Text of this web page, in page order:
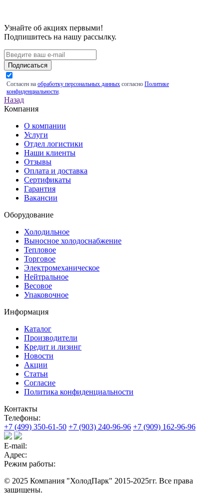
Узнайте об акциях первыми!
Подпишитесь на нашу рассылку.
Подписаться
Согласен на обработку персональных данных согласно Политике
конфиденциальности.
Назад
Компания
О компании
Услуги
Отдел логистики
Наши клиенты
Отзывы
Оплата и доставка
Сертификаты
Гарантия
Вакансии
Оборудование
Холодильное
Выносное холодоснабжение
Тепловое
Торговое
Электромеханическое
Нейтральное
Весовое
Упаковочное
Информация
Каталог
Производители
Кредит и лизинг
Новости
Акции
Статьи
Согласие
Политика конфиденциальности
Контакты
Телефоны:
+7 (499) 350-61-50 +7 (903) 240-96-96 +7 (909) 162-96-96
E-mail:
Адрес:
Режим работы:
© 2025 Компания "ХолодПарк" 2015-2025гг. Все права
защищены.